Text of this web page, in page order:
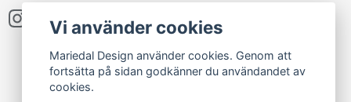
Vi använder cookies
Mariedal Design använder cookies. Genom att
fortsätta på sidan godkänner du användandet av
cookies.